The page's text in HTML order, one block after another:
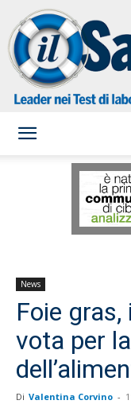
News
Foie
vota per
Di Valentina Corvino -